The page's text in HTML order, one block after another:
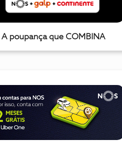
A poupança que COMBINA